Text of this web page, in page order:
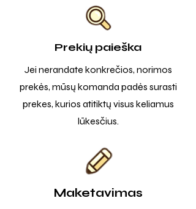
Prekių paieška
Jei nerandate konkrečios, norimos
prekės, mūsų komanda padės surasti
prekes, kurios atitiktų visus keliamus
lūkesčius.
Maketavimas